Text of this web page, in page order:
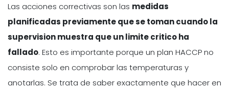
Las acciones correctivas son las medidas
planificadas previamente que se toman cuando la
supervision muestra que un limite critico ha
fallado. Esto es importante porque un plan HACCP no
consiste solo en comprobar las temperaturas y
anotarlas. Se trata de saber exactamente que hacer en